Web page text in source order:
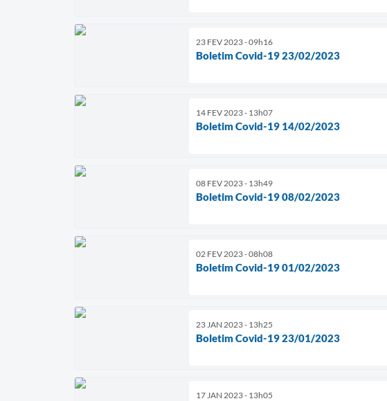
23 FEV 2023 - 09h16
Boletim Covid-19 23/02/2023
14 FEV 2023 - 13h07
Boletim Covid-19 14/02/2023
08 FEV 2023 - 13h49
Boletim Covid-19 08/02/2023
02 FEV 2023 - 08h08
Boletim Covid-19 01/02/2023
23 JAN 2023 - 13h25
Boletim Covid-19 23/01/2023
17 JAN 2023 - 13h05